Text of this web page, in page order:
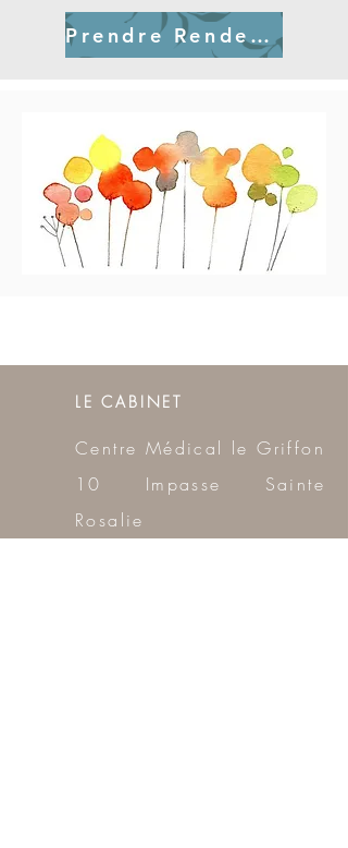
Prendre Rendez-vous
LE CABINET
Centre Médical le Griffon
10
Impasse Sainte
Rosalie